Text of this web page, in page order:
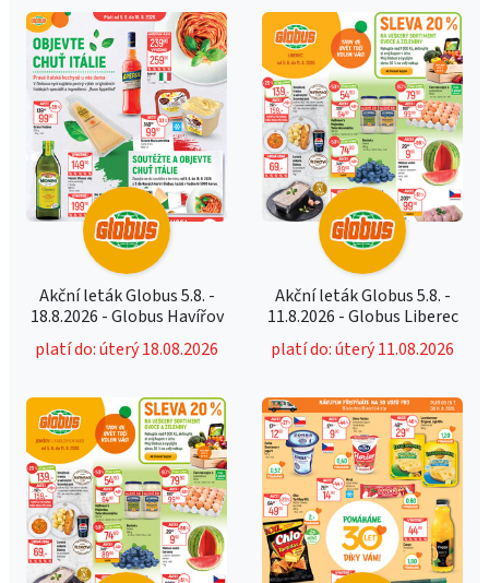
Akční leták Globus 5.8. -
18.8.2026 - Globus Havířov
platí do: úterý 18.08.2026
Akční leták Globus 5.8. -
11.8.2026 - Globus Liberec
platí do: úterý 11.08.2026